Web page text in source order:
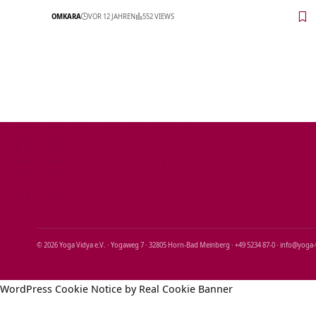
OMKARA VOR 12 JAHREN 552 VIEWS
© 2026 Yoga Vidya e.V. · Yogaweg 7 · 32805 Horn‑Bad Meinberg · +49 5234 87‑0 ·
WordPress Cookie Notice by Real Cookie Banner